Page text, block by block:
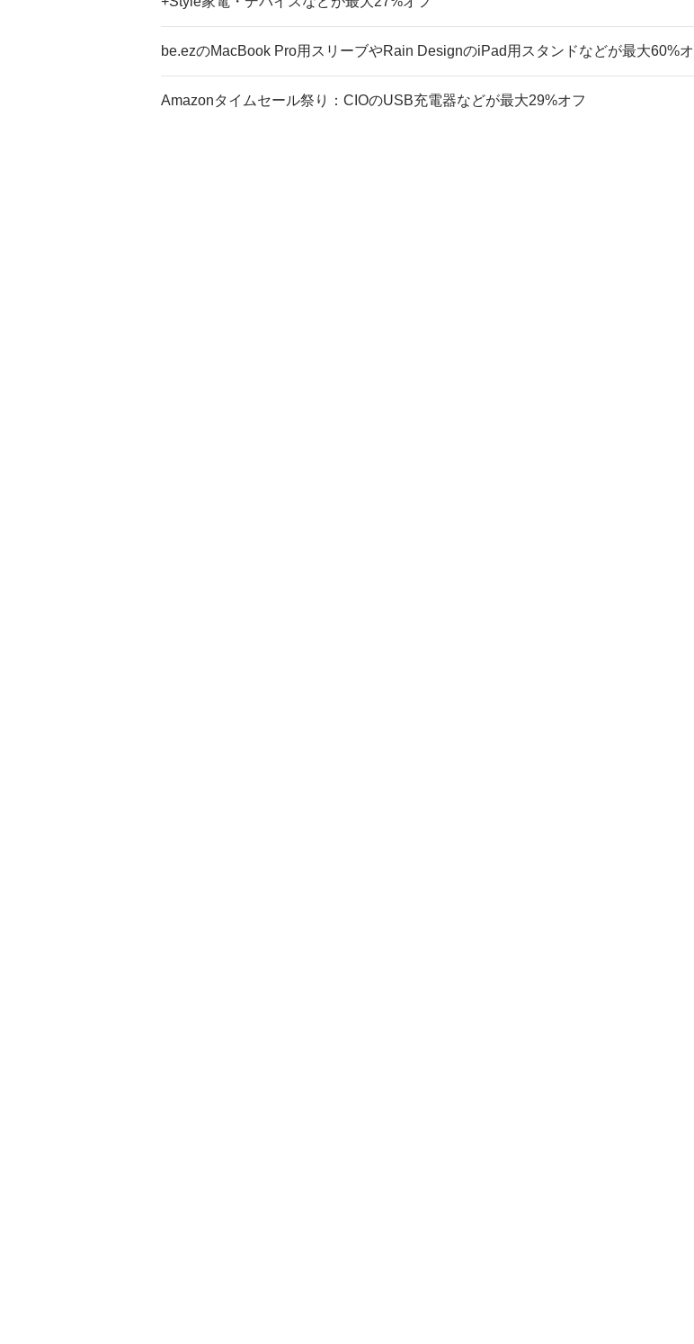
be.ezのMacBook Pro用スリーブやRain DesignのiPad用スタンドなどが最大60%
Amazonタイムセール祭り：CIOのUSB充電器などが最大29%オフ